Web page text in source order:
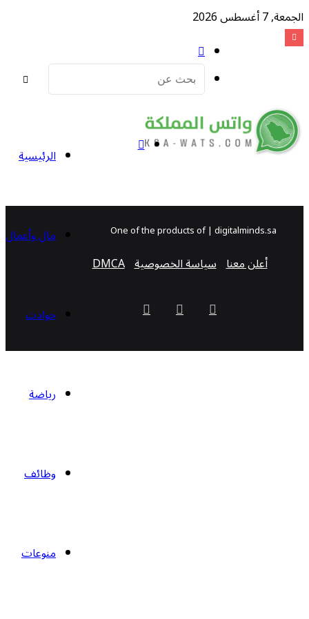
7 أغسطس 2026
مقال
عشوائي
الرئيسية
مال وأعمال
حوادث
رياضة
وظائف
منوعات
إضافة
عمود
جانبي
One of the products of | digitalminds.sa
أعلن معنا سياسة الخصوصية DMCA
‫YouTubeسناب
تيلقرام